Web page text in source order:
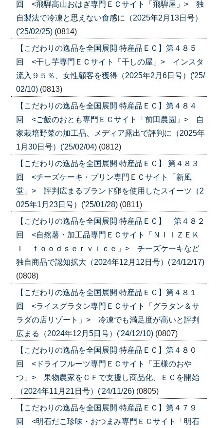
回 <飛騨高山おはぎ専門ＥＣサイト「飛騨屋」> 独
自製法で冷凍と思えない食感に（2025年2月13日号）
('25/02/25) (0814)
【こだわりの逸品を全国展開 特産品ＥＣ】第４８５
回 <干し芋専門ＥＣサイト「干しの屋」> インスタ
流入９５％、女性顧客を獲得（2025年2月6日号）('25/
02/10) (0813)
【こだわりの逸品を全国展開 特産品ＥＣ】第４８４
回 <ご飯のおとも専門ＥＣサイト「前田農園」> 自
家栽培野菜の加工品、メディア露出で評判に（2025年
1月30日号）('25/02/04) (0812)
【こだわりの逸品を全国展開 特産品ＥＣ】 第４８３
回 <チーズケーキ・プリン専門ＥＣサイト「新風
堂」> 評判広まるブランド卵を使用したスイーツ（2
025年1月23日号）('25/01/28) (0811)
【こだわりの逸品を全国展開 特産品ＥＣ】 第４８２
回 <自然薯・加工品専門ＥＣサイト「ＮＩＩＺＥＫ
Ｉ ｆｏｏｄｓｅｒｖｉｃｅ」> チーズケーキなど
独自商品で認知拡大（2024年12月12日号）('24/12/17)
(0808)
【こだわりの逸品を全国展開 特産品ＥＣ】第４８１
回 <ライスグラタン専門ＥＣサイト「グラタン＆サ
ラダの店リゾート」> 冷凍でも満足度が高いと評判
広まる（2024年12月5日号）('24/12/10) (0807)
【こだわりの逸品を全国展開 特産品ＥＣ】第４８０
回 <ドライフルーツ専門ＥＣサイト「王様のおや
つ」> 果物農家をＣＦで支援し商品化、ＥＣを開始
（2024年11月21日号）('24/11/26) (0805)
【こだわりの逸品を全国展開 特産品ＥＣ】第４７９
回 <明石だこ珍味・おつまみ専門ＥＣサイト「明石